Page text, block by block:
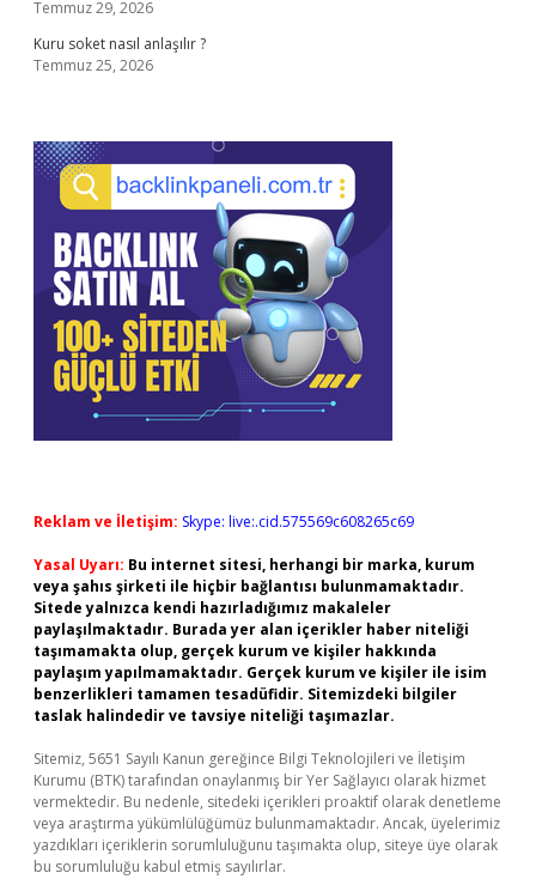
Temmuz 29, 2026
Kuru soket nasıl anlaşılır ?
Temmuz 25, 2026
Reklam ve İletişim: Skype: live:.cid.575569c608265c69
Yasal Uyarı: Bu internet sitesi, herhangi bir marka, kurum
veya şahıs şirketi ile hiçbir bağlantısı bulunmamaktadır.
Sitede yalnızca kendi hazırladığımız makaleler
paylaşılmaktadır. Burada yer alan içerikler haber niteliği
taşımamakta olup, gerçek kurum ve kişiler hakkında
paylaşım yapılmamaktadır. Gerçek kurum ve kişiler ile isim
benzerlikleri tamamen tesadüfidir. Sitemizdeki bilgiler
taslak halindedir ve tavsiye niteliği taşımazlar.
Sitemiz, 5651 Sayılı Kanun gereğince Bilgi Teknolojileri ve İletişim
Kurumu (BTK) tarafından onaylanmış bir Yer Sağlayıcı olarak hizmet
vermektedir. Bu nedenle, sitedeki içerikleri proaktif olarak denetleme
veya araştırma yükümlülüğümüz bulunmamaktadır. Ancak, üyelerimiz
yazdıkları içeriklerin sorumluluğunu taşımakta olup, siteye üye olarak
bu sorumluluğu kabul etmiş sayılırlar.